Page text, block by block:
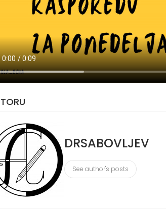
DRSABOVLJEV
See author's posts